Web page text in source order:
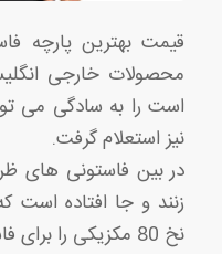
قیمت بهترین پارچه
محصولات خارجی
است را به سادگی می
نیز استعلام گرفت.
در بین فاستونی های
زنند و جا افتاده
نخ 80 مکزیکی را برای فاستونی مخمل به کار ببرند.